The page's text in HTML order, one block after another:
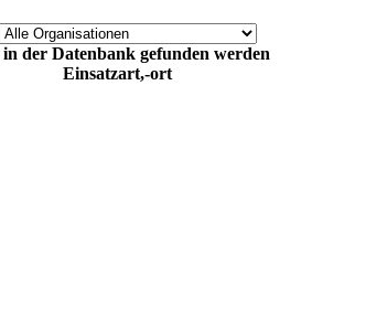
der Datenbank gefunden werden
Einsatzart,-ort